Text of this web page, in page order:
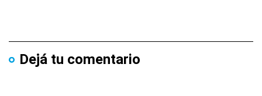
Dejá tu comentario